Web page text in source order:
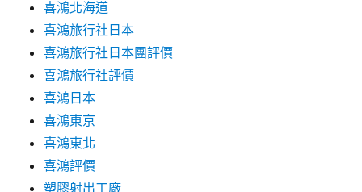
喜鴻北海道
喜鴻旅行社日本
喜鴻旅行社日本團評價
喜鴻旅行社評價
喜鴻日本
喜鴻東京
喜鴻東北
喜鴻評價
塑膠射出工廠